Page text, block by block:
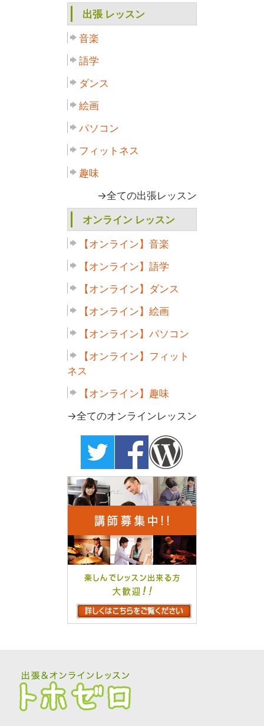
出張 レッスン
音楽
語学
ダンス
絵画
パソコン
フィットネス
趣味
→全ての出張レッスン
オンライン レッスン
【オンライン】音楽
【オンライン】語学
【オンライン】ダンス
【オンライン】絵画
【オンライン】パソコン
【オンライン】フィット
ネス
【オンライン】趣味
→全てのオンラインレッスン